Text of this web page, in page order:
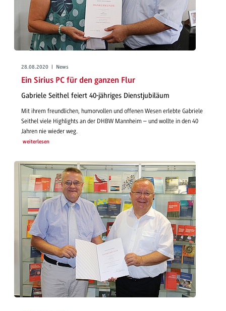
28.08.2020 | News
Ein Sirius PC für den ganzen Flur
Gabriele Seithel feiert 40-jähriges Dienstjubiläum
Mit ihrem freundlichen, humorvollen und offenen Wesen erlebte Gabriele
Seithel viele Highlights an der DHBW Mannheim – und wollte in den 40
Jahren nie wieder weg.
weiterlesen